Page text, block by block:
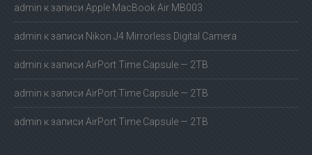
admin к записи Apple MacBook Air MB003
admin к записи Nikon J4 Mirrorless Digital Camera
admin к записи AirPort Time Capsule — 2TB
admin к записи AirPort Time Capsule — 2TB
admin к записи AirPort Time Capsule — 2TB